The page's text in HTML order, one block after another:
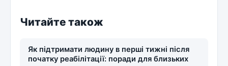
Читайте також
Як підтримати людину в перші тижні після
початку реабілітації: поради для близьких